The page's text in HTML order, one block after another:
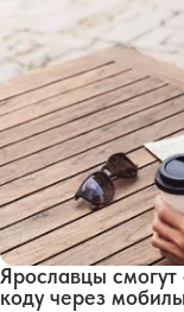
Ярославцы
коду через